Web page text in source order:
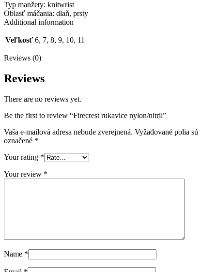
Typ manžety: knitwrist
Oblasť máčania: dlaň, prsty
Additional information
Veľkosť 6, 7, 8, 9, 10, 11
Reviews (0)
Reviews
There are no reviews yet.
Be the first to review “Firecrest rukavice nylon/nitril”
Vaša e-mailová adresa nebude zverejnená. Vyžadované polia sú
označené *
Your rating *
Your review *
Name *